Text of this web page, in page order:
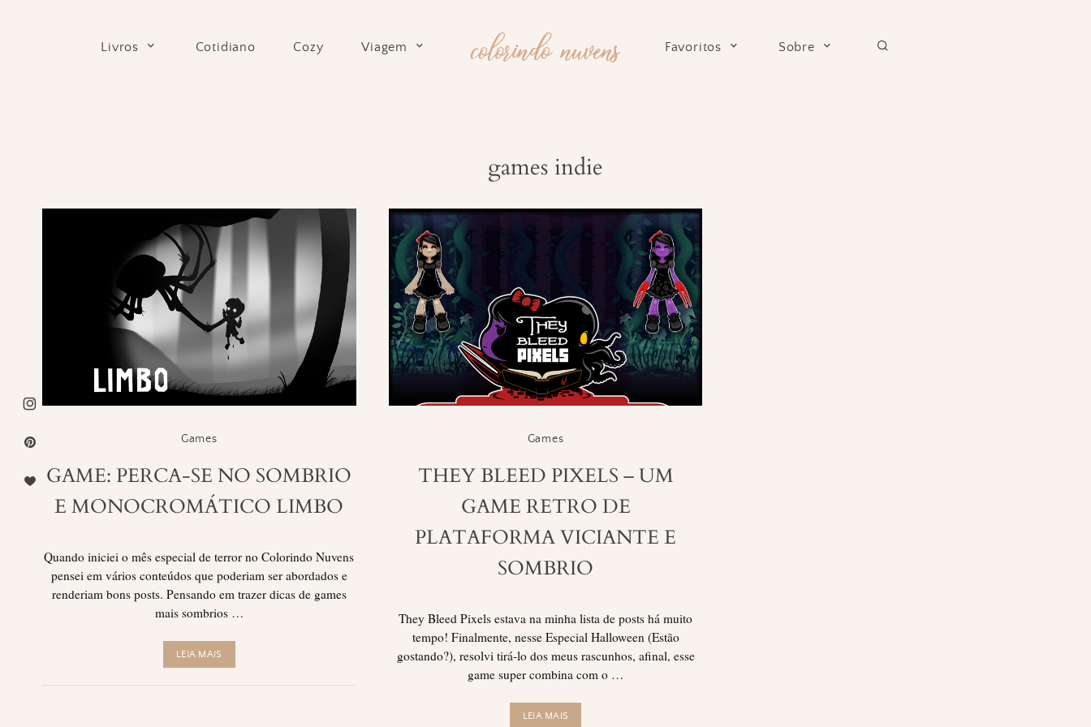
Livros Cotidiano Cozy Viagem Favoritos Sobre
games indie
Games
GAME: PERCA-SE NO SOMBRIO
E MONOCROMÁTICO LIMBO
Quando iniciei o mês especial de terror no Colorindo Nuvens
pensei em vários conteúdos que poderiam ser abordados e
renderiam bons posts. Pensando em trazer dicas de games
mais sombrios …
LEIA MAIS
Games
THEY BLEED PIXELS – UM
GAME RETRO DE
PLATAFORMA VICIANTE E
SOMBRIO
They Bleed Pixels estava na minha lista de posts há muito
tempo! Finalmente, nesse Especial Halloween (Estão
gostando?), resolvi tirá-lo dos meus rascunhos, afinal, esse
game super combina com o …
LEIA MAIS